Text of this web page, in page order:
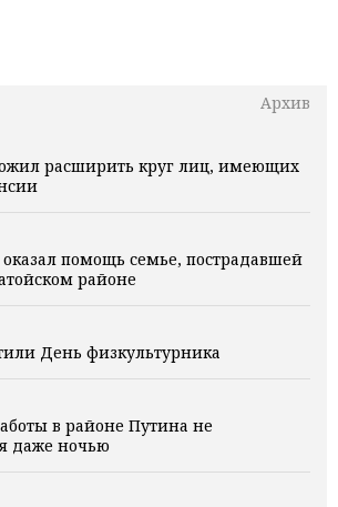
Архив
расширить круг лиц, имеющих
помощь семье, пострадавшей
районе
День физкультурника
в районе Путина не
даже ночью